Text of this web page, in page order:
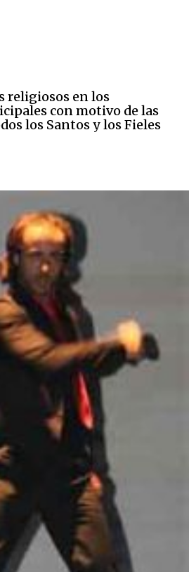
religiosos en los
con motivo de las
los Santos y los Fieles